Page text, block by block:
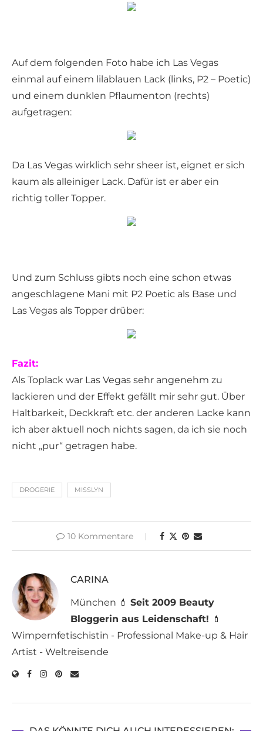
Auf dem folgenden Foto habe ich Las Vegas
einmal auf einem lilablauen Lack (links, P2 – Poetic)
und einem dunklen Pflaumenton (rechts)
aufgetragen:
Da Las Vegas wirklich sehr sheer ist, eignet er sich
kaum als alleiniger Lack. Dafür ist er aber ein
richtig toller Topper.
Und zum Schluss gibts noch eine schon etwas
angeschlagene Mani mit P2 Poetic als Base und
Las Vegas als Topper drüber:
Fazit:
Als Toplack war Las Vegas sehr angenehm zu
lackieren und der Effekt gefällt mir sehr gut. Über
Haltbarkeit, Deckkraft etc. der anderen Lacke kann
ich aber aktuell noch nichts sagen, da ich sie noch
nicht „pur“ getragen habe.
DROGERIE MISSLYN
10 Kommentare
CARINA
München 💄 Seit 2009 Beauty
Bloggerin aus Leidenschaft! 💄
Wimpernfetischistin - Professional Make-up & Hair
Artist - Weltreisende